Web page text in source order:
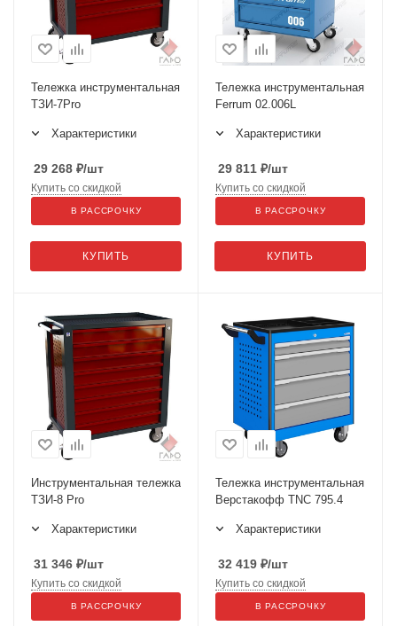
Тележка инструментальная
ТЗИ-7Pro
Характеристики
29 268 ₽/шт
КУПИТЬ
Купить со скидкой
В РАССРОЧКУ
Тележка инструментальная
Ferrum 02.006L
Характеристики
29 811 ₽/шт
КУПИТЬ
Купить со скидкой
В РАССРОЧКУ
Инструментальная тележка
ТЗИ-8 Pro
Характеристики
31 346 ₽/шт
Купить со скидкой
В РАССРОЧКУ
Тележка инструментальная
Верстакофф TNC 795.4
Характеристики
32 419 ₽/шт
Купить со скидкой
В РАССРОЧКУ